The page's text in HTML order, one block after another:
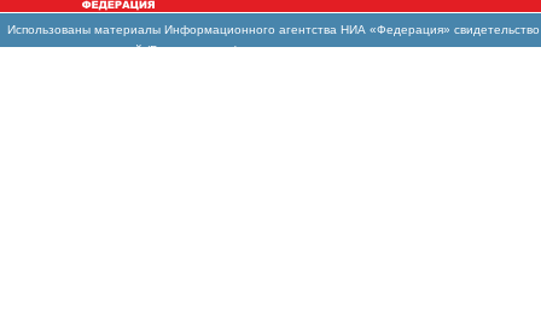
Использованы материалы Информационного агентства НИА «Федерация»
массовых коммуникаций (Роскомнадзор)